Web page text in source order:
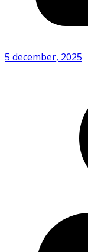
5 december, 2025